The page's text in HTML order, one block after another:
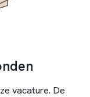
vacature. De